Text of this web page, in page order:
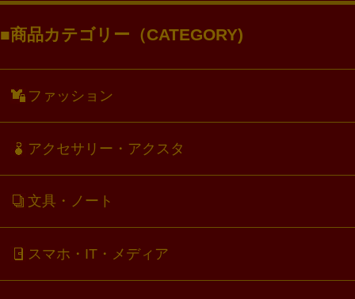
商品カテゴリー（CATEGORY)
ファッション
アクセサリー・アクスタ
文具・ノート
スマホ・IT・メディア